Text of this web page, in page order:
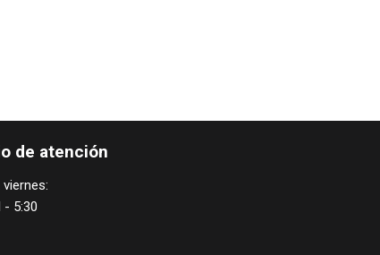
de atención
- 5:30